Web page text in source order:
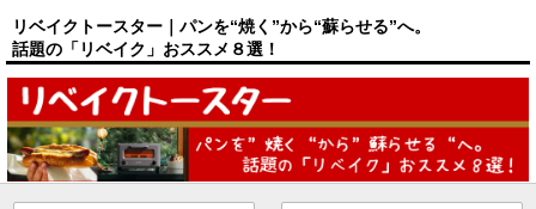
リベイクトースター｜パンを“焼く”から“蘇らせる”へ。
話題の「リベイク」おススメ８選！